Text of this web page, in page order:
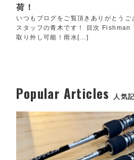
荷！
いつもブログをご覧頂きありがとうご
スタッフの青木です！ 目次 Fishman
取り外し可能！雨水[...]
Popular Articles 人気